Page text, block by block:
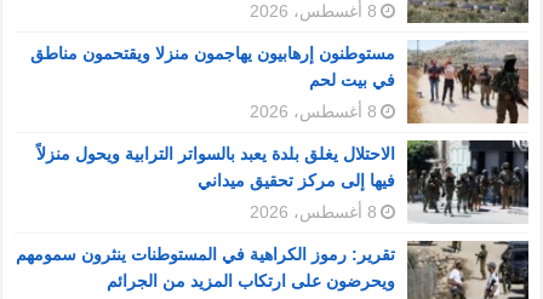
8 أغسطس، 2026
مستوطنون إرهابيون يهاجمون منزلا ويقتحمون مناطق
في بيت لحم
8 أغسطس، 2026
الاحتلال يغلق بلدة يعبد بالسواتر الترابية ويحول منزلاً
فيها إلى مركز تحقيق ميداني
8 أغسطس، 2026
تقرير: رموز الكراهية في المستوطنات ينثرون سمومهم
ويحرضون على ارتكاب المزيد من الجرائم